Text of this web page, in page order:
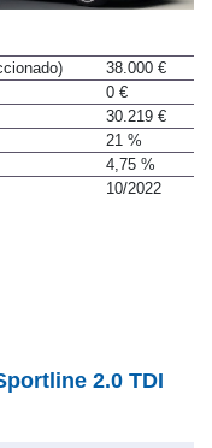
38.000 €
0 €
30.219 €
21 %
4,75 %
2.0 TDI